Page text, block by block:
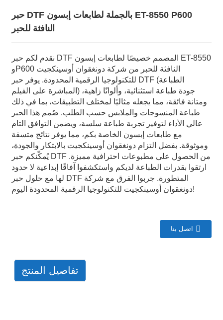
حبر DTF بالجملة لطابعات إبسون ET-8550 P600
النافثة للحبر
نقدم لكم حبر DTF المصمم خصيصًا لطابعات إبسون ET-8550
وP600 النافثة للحبر من شركة دونغقوان أوسينكجيت
للتكنولوجيا الرقمية المحدودة. يوفر حبر DTF (الطباعة
المباشرة على الفيلم) جودة طباعة استثنائية، وألوانًا زاهية،
ومتانة فائقة، مما يجعله مثاليًا لمختلف التطبيقات، بما في ذلك
طباعة المنسوجات والملابس حسب الطلب. صُمم هذا الحبر
عالي الأداء لتوفير تجربة طباعة سلسة، ويضمن التوافق التام
مع طابعات إبسون الخاصة بكم، مما يوفر نتائج متسقة
وموثوقة. بفضل التزام دونغقوان أوسينكجيت بالابتكار والجودة،
يُمكّنكم حبر DTF من الحصول على مطبوعات احترافية مميزة.
ارتقوا بقدرات الطباعة لديكم واستكشفوا آفاقًا إبداعية لا حدود
لها مع حلول حبر DTF المتطورة. جربوا الفرق مع شركة
دونغقوان أوسينكجيت للتكنولوجيا الرقمية المحدودة اليوم!
اتصل بنا
تفاصيل المنتج